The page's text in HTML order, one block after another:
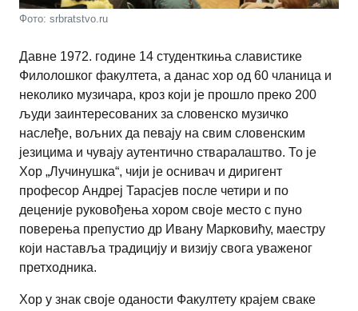
Фото: srbratstvo.ru
Давне 1972. године 14 студенткиња славистике
Филолошког факултета, а данас хор од 60 чланица и
неколико музичара, кроз који је прошло преко 200
људи заинтересованих за словенско музичко
наслеђе, вољних да певају на свим словенским
језицима и чувају аутентично стваралаштво. То је
Хор „Лучинушка“, чији је оснивач и диригент
професор Андреј Тарасјев после четири и по
деценије руковођења хором своје место с пуно
поверења препустио др Ивану Марковићу, маестру
који наставља традицију и визију свога уваженог
претходника.
Хор у знак своје оданости Факултету крајем сваке